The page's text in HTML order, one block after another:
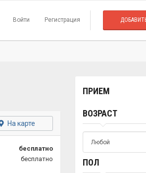
Войти Регистрация
На карте
бесплатно
бесплатно
ПРИЕМ
ВОЗРАСТ
ПОЛ